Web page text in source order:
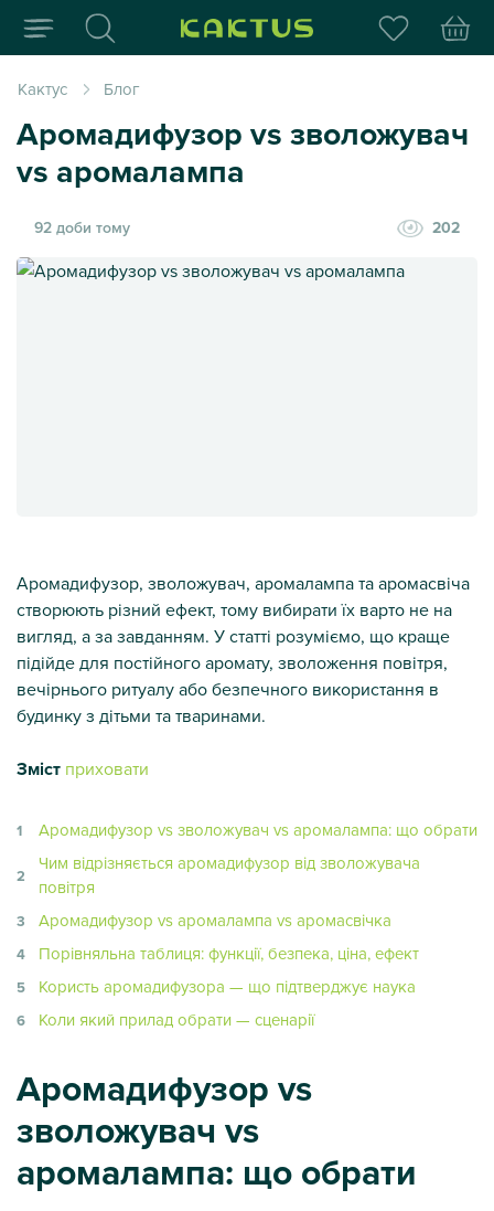
Інтернет-магазин
Кактус Блог
Аромадифузор vs зволожувач
vs аромалампа
92 доби тому 202
Аромадифузор, зволожувач, аромалампа та аромасвіча
створюють різний ефект, тому вибирати їх варто не на
вигляд, а за завданням. У статті розуміємо, що краще
підійде для постійного аромату, зволоження повітря,
вечірнього ритуалу або безпечного використання в
будинку з дітьми та тваринами.
Зміст приховати
Аромадифузор vs зволожувач vs аромалампа: що обрати
Чим відрізняється аромадифузор від зволожувача
повітря
Аромадифузор vs аромалампа vs аромасвічка
Порівняльна таблиця: функції, безпека, ціна, ефект
Користь аромадифузора — що підтверджує наука
Коли який прилад обрати — сценарії
Аромадифузор vs
зволожувач vs
аромалампа: що обрати